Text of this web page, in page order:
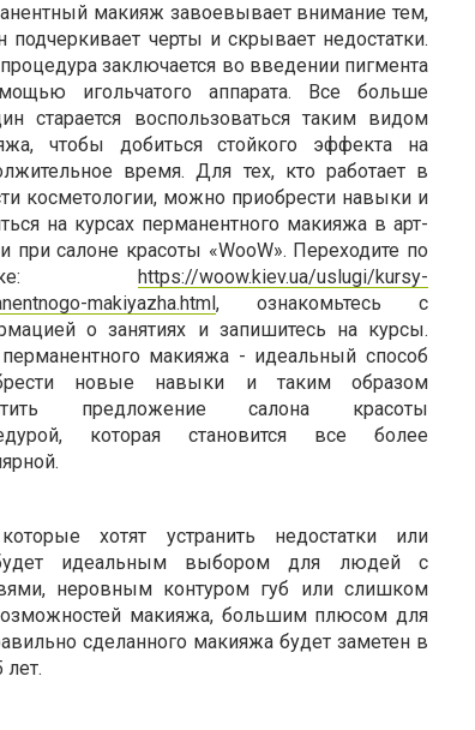
макияж завоевывает внимание тем,
подчеркивает черты и скрывает недостатки.
заключается во введении пигмента
игольчатого аппарата. Все больше
старается воспользоваться таким видом
чтобы добиться стойкого эффекта на
время. Для тех, кто работает в
косметологии, можно приобрести навыки и
на курсах перманентного макияжа в арт-
при салоне красоты «WooW». Переходите по
https://woow.kiev.ua/uslugi/kursy-
makiyazha.html, ознакомьтесь с
о занятиях и запишитесь на курсы.
макияжа - идеальный способ
новые навыки и таким образом
предложение салона красоты
которая становится все более
хотят устранить недостатки или
идеальным выбором для людей с
неровным контуром губ или слишком
макияжа, большим плюсом для
сделанного макияжа будет заметен в
лет.